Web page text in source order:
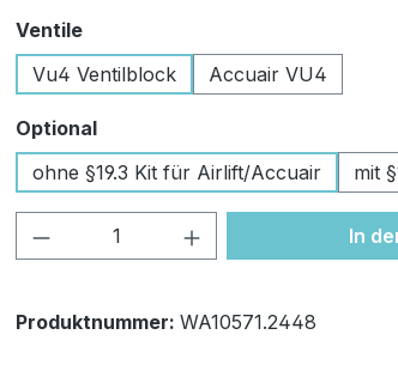
Ventileauswählen
Vu4 Ventilblock
Accuair VU4
Optionalauswählen
ohne §19.3 Kit für Airlift/Accuair
mit
Produkt Anzahl: Gib den
In
Produktnummer: WA10571.2448